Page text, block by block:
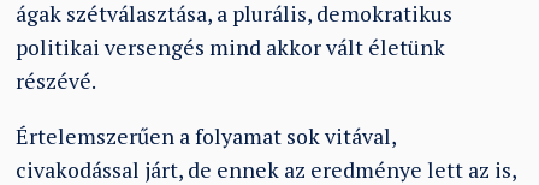
ágak szétválasztása, a plurális, demokratikus
politikai versengés mind akkor vált életünk
részévé.
Értelemszerűen a folyamat sok vitával,
civakodással járt, de ennek az eredménye lett az is,